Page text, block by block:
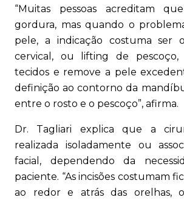
“Muitas pessoas acreditam
gordura, mas quando o
pele, a indicação costuma ser
cervical, ou lifting de pescoço,
tecidos e remove a pele
definição ao contorno da
entre o rosto e o pescoço”, afirma.
Dr. Tagliari explica que a
realizada isoladamente ou
facial, dependendo da
paciente. “As incisões costumam
ao redor e atrás das orelhas,